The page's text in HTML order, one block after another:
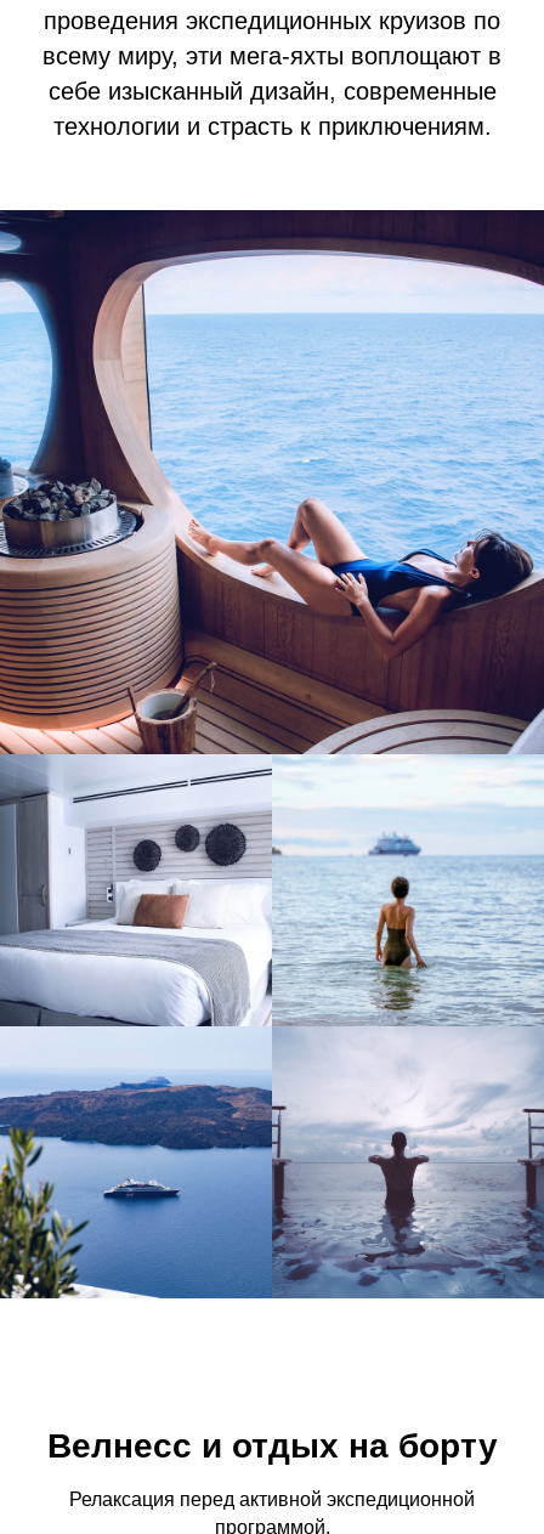
проведения экспедиционных круизов по
всему миру, эти мега-яхты воплощают в
себе изысканный дизайн, современные
технологии и страсть к приключениям.
Велнесс и отдых на борту
Релаксация перед активной экспедиционной
программой.